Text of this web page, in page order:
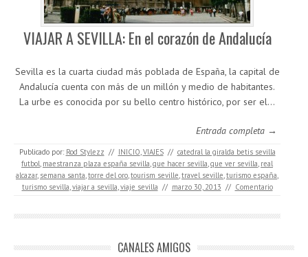
VIAJAR A SEVILLA: En el corazón de Andalucía
Sevilla es la cuarta ciudad más poblada de España, la capital de
Andalucía cuenta con más de un millón y medio de habitantes.
La urbe es conocida por su bello centro histórico, por ser el…
Entrada completa →
Publicado por: Rod Stylezz // INICIO,VIAJES // catedral la giralda betis sevilla
futbol, maestranza plaza españa sevilla,que hacer sevilla,que ver sevilla, real
alcazar, semana santa,torre del oro,tourism seville,travel seville,turismo españa,
turismo sevilla,viajar a sevilla,viaje sevilla // marzo 30, 2013 // Comentario
CANALES AMIGOS